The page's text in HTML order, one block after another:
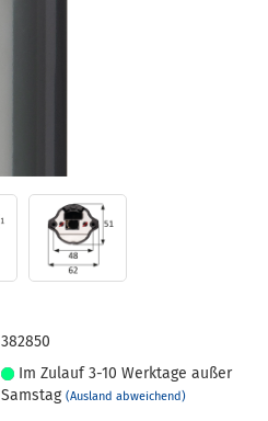
382850
Im Zulauf 3-10 Werktage außer
Samstag(Ausland abweichend)